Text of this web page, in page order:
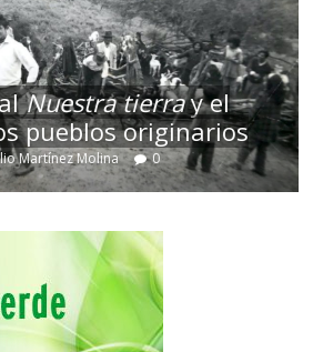
Nuestra tierray el
pueblos originarios
Martínez Molina 0